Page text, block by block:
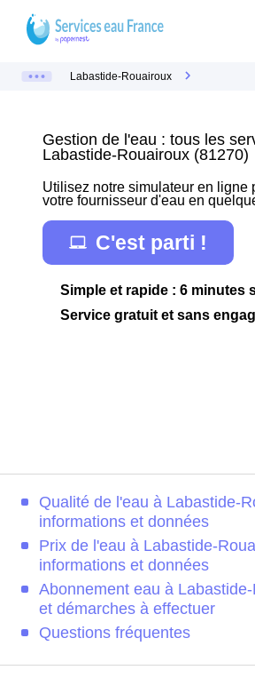
Labastide-Rouairoux
Gestion de l'eau : tous les
Labastide-Rouairoux (81270)
Utilisez notre simulateur en ligne
votre fournisseur d'eau en
C'est parti !
Simple et rapide : 6 minutes
Service gratuit et sans
Qualité de l'eau à Labastide-
informations et données
Prix de l'eau à Labastide-
informations et données
Abonnement eau à
et démarches à effectuer
Questions fréquentes